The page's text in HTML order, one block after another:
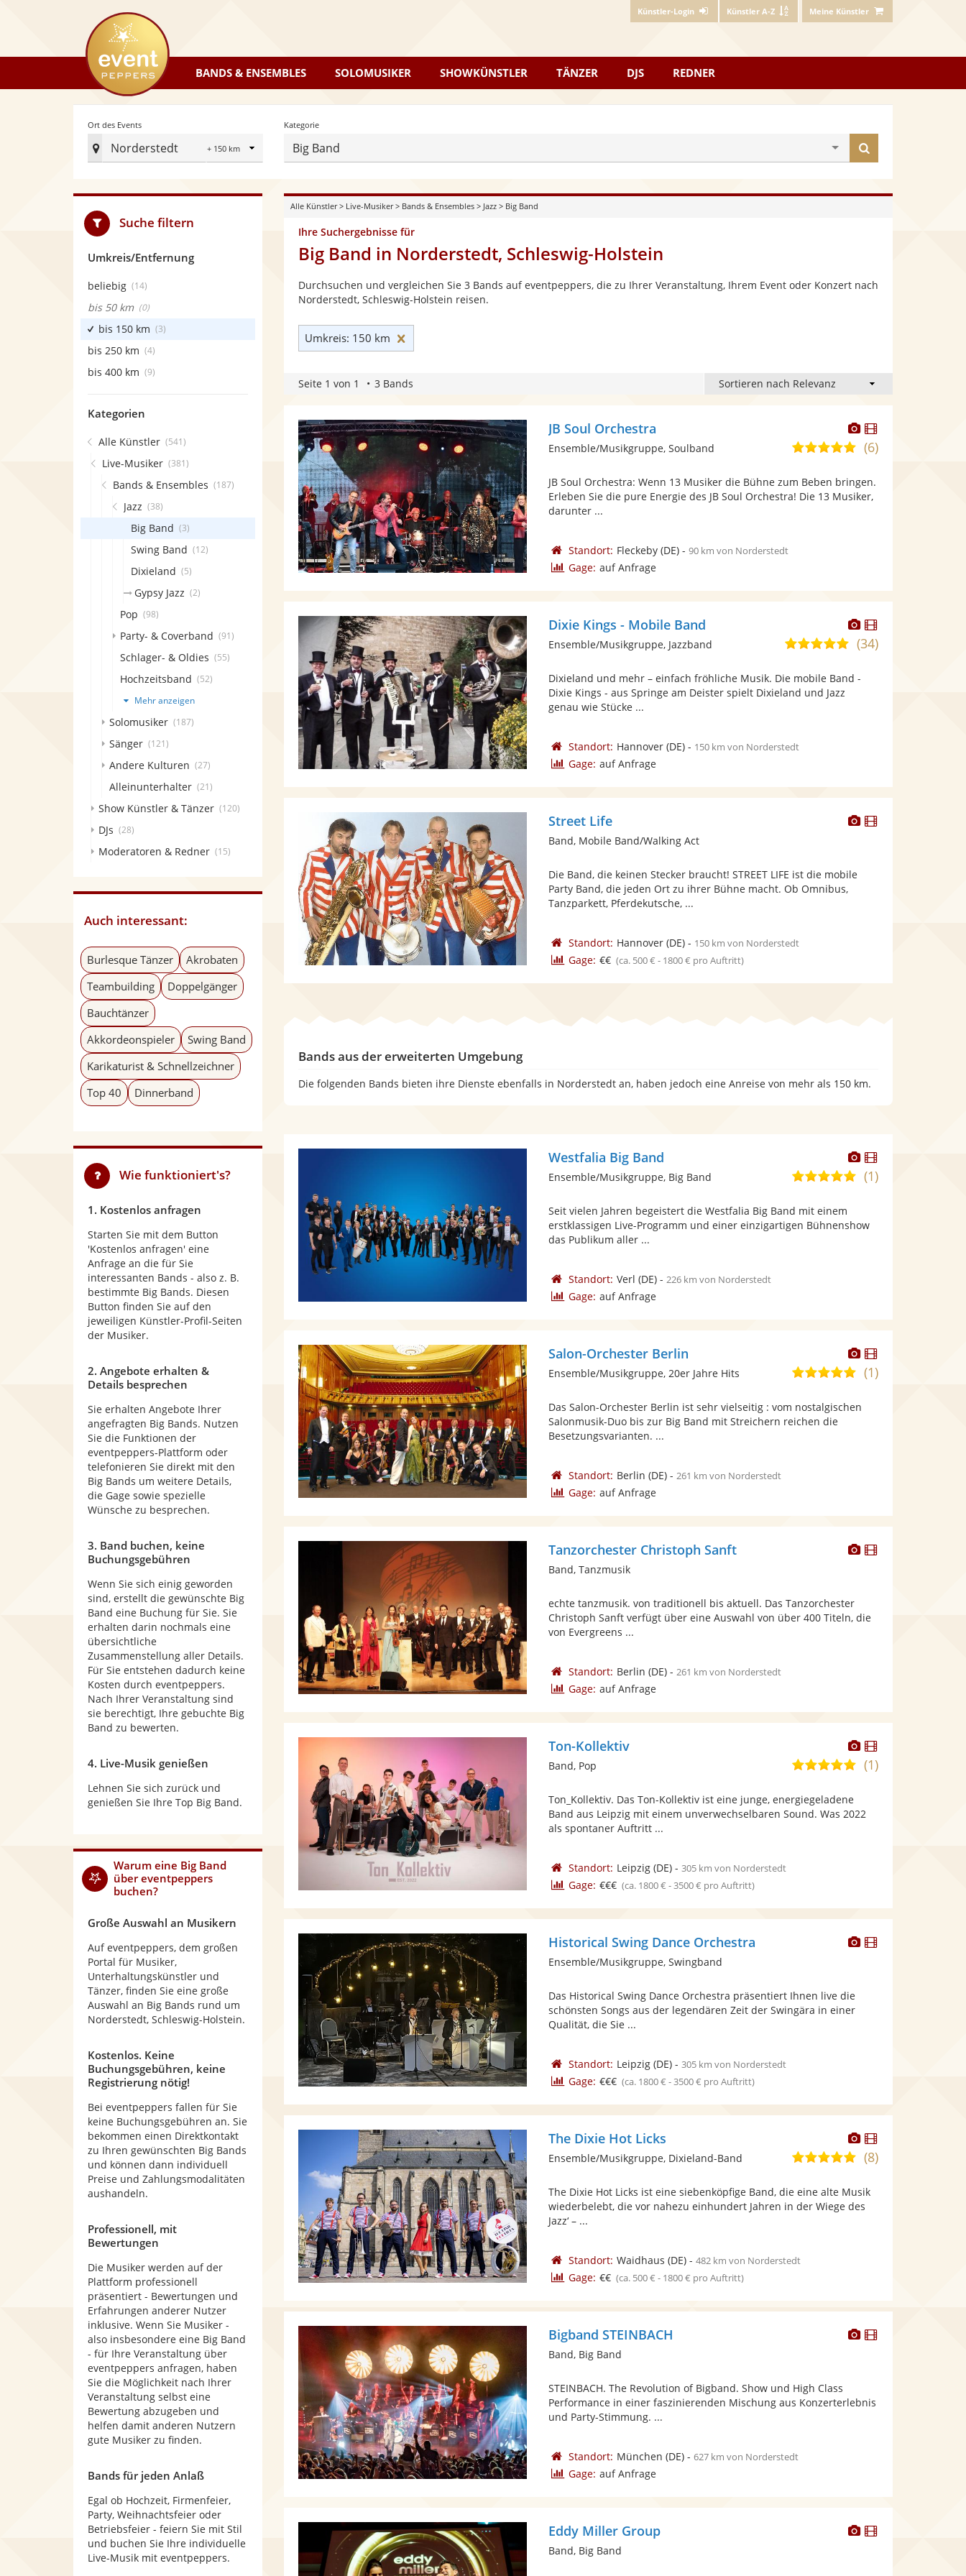
Künstler-Login Künstler A-Z Meine Künstler
eventpeppers
BANDS & ENSEMBLES SOLOMUSIKER SHOWKÜNSTLER TÄNZER DJS REDNER
Ort des Events
Norderstedt
Radius
Ort
Events
festlegen
Kategorie
Big Band
finden
Alle Künstler> Live-Musiker> Bands & Ensembles> Jazz> Big Band
Ihre Suchergebnisse für
Big Band in Norderstedt, Schleswig-Holstein
Durchsuchen und vergleichen Sie 3 Bands auf eventpeppers, die zu Ihrer Veranstaltung, Ihrem Event oder Konzert nach
Norderstedt, Schleswig-Holstein reisen.
Umkreis: 150 km
Seite 1 von 1 3 Bands
Dieser
Künstler
stellt
bereit.
Dieser
Künstler
JB Soul Orchestra
5,0
5
Sternen
(6)
Ensemble/Musikgruppe, Soulband
JB Soul Orchestra: Wenn 13 Musiker die Bühne zum Beben bringen.
Erleben Sie die pure Energie des JB Soul Orchestra! Die 13 Musiker,
darunter ...
Standort: Fleckeby(DE)- 90 km von Norderstedt
Gage: auf Anfrage
Dieser
Künstler
stellt
Dieser
Künstler
Dixie Kings - Mobile Band
5,0
5
(34)
Ensemble/Musikgruppe, Jazzband
Dixieland und mehr – einfach fröhliche Musik. Die mobile Band -
Dixie Kings - aus Springe am Deister spielt Dixieland und Jazz
genau wie Stücke ...
Standort: Hannover(DE)- 150 km von Norderstedt
Gage: auf Anfrage
DieserDieser
Street Life
Band, Mobile Band/Walking Act
Die Band, die keinen Stecker braucht! STREET LIFE ist die mobile
Party Band, die jeden Ort zu ihrer Bühne macht. Ob Omnibus,
Tanzparkett, Pferdekutsche, ...
Standort: Hannover(DE)- 150 km von Norderstedt
Gage: €€ (ca. 500 € - 1800 € pro Auftritt)
Bands aus der erweiterten Umgebung
Die folgenden Bands bieten ihre Dienste ebenfalls in Norderstedt an, haben jedoch eine Anreise von mehr als 150 km.
Dieser
Künstler
stellt
Dieser
Künstler
Westfalia Big Band
5,0
Sternen
(1)
Ensemble/Musikgruppe, Big Band
Seit vielen Jahren begeistert die Westfalia Big Band mit einem
erstklassigen Live-Programm und einer einzigartigen Bühnenshow
das Publikum aller ...
Standort: Verl (DE)- 226 km von Norderstedt
Gage: auf Anfrage
Dieser
Künstler
stellt
Dieser
Künstler
Salon-Orchester Berlin
4,8
5
(1)
Ensemble/Musikgruppe, 20er Jahre Hits
Das Salon-Orchester Berlin ist sehr vielseitig : vom nostalgischen
Salonmusik-Duo bis zur Big Band mit Streichern reichen die
Besetzungsvarianten. ...
Standort: Berlin (DE)- 261 km von Norderstedt
Gage: auf Anfrage
Dieser
bereit.
Dieser
Tanzorchester Christoph Sanft
Band, Tanzmusik
echte tanzmusik. von traditionell bis aktuell. Das Tanzorchester
Christoph Sanft verfügt über eine Auswahl von über 400 Titeln, die
von Evergreens ...
Standort: Berlin (DE)- 261 km von Norderstedt
Gage: auf Anfrage
Dieser
Künstler
stellt
bereit.
Dieser
Künstler
Ton-Kollektiv
5,0
Sternen
(1)
Band, Pop
Ton_Kollektiv. Das Ton-Kollektiv ist eine junge, energiegeladene
Band aus Leipzig mit einem unverwechselbaren Sound. Was 2022
als spontaner Auftritt ...
Standort: Leipzig(DE)- 305 km von Norderstedt
Gage: €€€ (ca. 1800 € - 3500 € pro Auftritt)
DieserDieser
Historical Swing Dance Orchestra
Ensemble/Musikgruppe, Swingband
Das Historical Swing Dance Orchestra präsentiert Ihnen live die
schönsten Songs aus der legendären Zeit der Swingära in einer
Qualität, die Sie ...
Standort: Leipzig(DE)- 305 km von Norderstedt
Gage: €€€ (ca. 1800 € - 3500 € pro Auftritt)
Dieser
Künstler
stellt
Fotos
bereit.
Dieser
Künstler
The Dixie Hot Licks
5,0
5
Sternen
(8)
Ensemble/Musikgruppe, Dixieland-Band
The Dixie Hot Licks ist eine siebenköpfige Band, die eine alte Musik
wiederbelebt, die vor nahezu einhundert Jahren in der Wiege des
Jazz‘ – ...
Standort: Waidhaus (DE)- 482 km von Norderstedt
Gage: €€ (ca. 500 € - 1800 € pro Auftritt)
Dieser
bereit.
Dieser
Bigband STEINBACH
Band, Big Band
STEINBACH. The Revolution of Bigband. Show und High Class
Performance in einer faszinierenden Mischung aus Konzerterlebnis
und Party-Stimmung. ...
Standort: München (DE)- 627 km von Norderstedt
Gage: auf Anfrage
DieserDieser
Eddy Miller Group
Band, Big Band
Suche filtern
Umkreis/Entfernung
beliebig (14)
bis 50 km (0)
bis 150 km (3)
bis 250 km (4)
bis 400 km (9)
Kategorien
Alle Künstler (541)
Live-Musiker (381)
Bands & Ensembles (187)
Jazz (38)
Big Band (3)
Swing Band (12)
Dixieland (5)
Gypsy Jazz (2)
Pop (98)
Party- & Coverband (91)
Schlager- & Oldies (55)
Hochzeitsband (52)
Mehr anzeigen
Solomusiker (187)
Sänger (121)
Andere Kulturen (27)
Alleinunterhalter (21)
Show Künstler & Tänzer (120)
DJs (28)
Moderatoren & Redner (15)
Auch interessant:
Burlesque Tänzer
Akrobaten
Teambuilding
Doppelgänger
Bauchtänzer
Akkordeonspieler
Swing Band
Karikaturist & Schnellzeichner
Top 40
Dinnerband
Wie funktioniert's?
1. Kostenlos anfragen
Starten Sie mit dem Button
'Kostenlos anfragen' eine
Anfrage an die für Sie
interessanten Bands - also z. B.
bestimmte Big Bands. Diesen
Button finden Sie auf den
jeweiligen Künstler-Profil-Seiten
der Musiker.
2. Angebote erhalten &
Details besprechen
Sie erhalten Angebote Ihrer
angefragten Big Bands. Nutzen
Sie die Funktionen der
eventpeppers-Plattform oder
telefonieren Sie direkt mit den
Big Bands um weitere Details,
die Gage sowie spezielle
Wünsche zu besprechen.
3. Band buchen, keine
Buchungsgebühren
Wenn Sie sich einig geworden
sind, erstellt die gewünschte Big
Band eine Buchung für Sie. Sie
erhalten darin nochmals eine
übersichtliche
Zusammenstellung aller Details.
Für Sie entstehen dadurch keine
Kosten durch eventpeppers.
Nach Ihrer Veranstaltung sind
sie berechtigt, Ihre gebuchte Big
Band zu bewerten.
4. Live-Musik genießen
Lehnen Sie sich zurück und
genießen Sie Ihre Top Big Band.
Warum eine Big Band
über eventpeppers
buchen?
Große Auswahl an Musikern
Auf eventpeppers, dem großen
Portal für Musiker,
Unterhaltungskünstler und
Tänzer, finden Sie eine große
Auswahl an Big Bands rund um
Norderstedt, Schleswig-Holstein.
Kostenlos. Keine
Buchungsgebühren, keine
Registrierung nötig!
Bei eventpeppers fallen für Sie
keine Buchungsgebühren an. Sie
bekommen einen Direktkontakt
zu Ihren gewünschten Big Bands
und können dann individuell
Preise und Zahlungsmodalitäten
aushandeln.
Professionell, mit
Bewertungen
Die Musiker werden auf der
Plattform professionell
präsentiert - Bewertungen und
Erfahrungen anderer Nutzer
inklusive. Wenn Sie Musiker -
also insbesondere eine Big Band
- für Ihre Veranstaltung über
eventpeppers anfragen, haben
Sie die Möglichkeit nach Ihrer
Veranstaltung selbst eine
Bewertung abzugeben und
helfen damit anderen Nutzern
gute Musiker zu finden.
Bands für jeden Anlaß
Egal ob Hochzeit, Firmenfeier,
Party, Weihnachtsfeier oder
Betriebsfeier - feiern Sie mit Stil
und buchen Sie Ihre individuelle
Live-Musik mit eventpeppers.